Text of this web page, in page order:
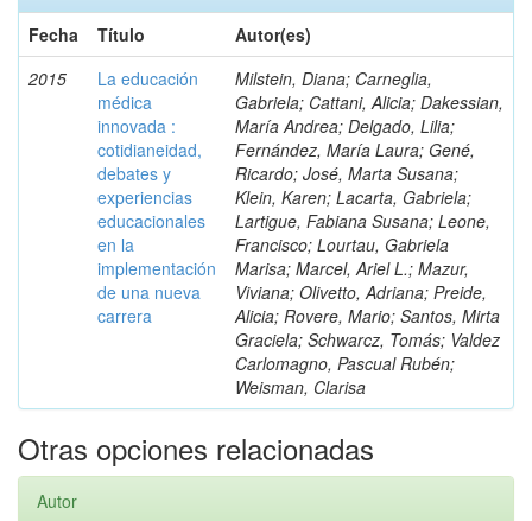
Fecha
Título
Autor(es)
2015
La educación
médica
innovada :
cotidianeidad,
debates y
experiencias
educacionales
en la
implementación
de una nueva
carrera
Milstein, Diana; Carneglia,
Gabriela; Cattani, Alicia; Dakessian,
María Andrea; Delgado, Lilia;
Fernández, María Laura; Gené,
Ricardo; José, Marta Susana;
Klein, Karen; Lacarta, Gabriela;
Lartigue, Fabiana Susana; Leone,
Francisco; Lourtau, Gabriela
Marisa; Marcel, Ariel L.; Mazur,
Viviana; Olivetto, Adriana; Preide,
Alicia; Rovere, Mario; Santos, Mirta
Graciela; Schwarcz, Tomás; Valdez
Carlomagno, Pascual Rubén;
Weisman, Clarisa
Otras opciones relacionadas
Autor